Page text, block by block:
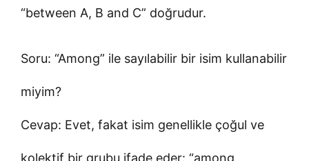
“between A, B and C” doğrudur.
Soru: “Among” ile sayılabilir bir isim kullanabilir
miyim?
Cevap: Evet, fakat isim genellikle çoğul ve
kolektif bir grubu ifade eder: “among